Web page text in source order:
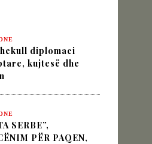
SË
diplomaci
kujtesë dhe
SERBE”,
PËR PAQEN,